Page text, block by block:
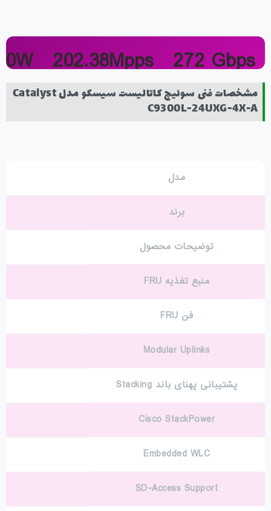
272 Gbps
202.38Mpps
مشخصات فنی سوئیچ کاتالیست سیسکو مدل Catalyst
C9300L-24UXG-4X-A
مدل
برند
توضیحات محصول
منبع تغذیه FRU
فن FRU
Modular Uplinks
پشتیبانی پهنای باند Stacking
Cisco StackPower
Embedded WLC
SD-Access Support